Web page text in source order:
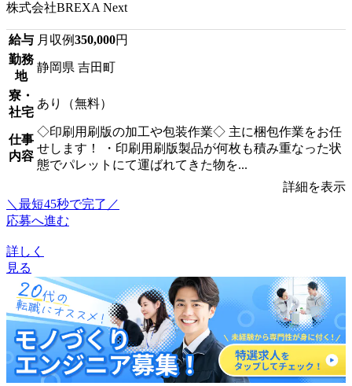
株式会社BREXA Next
給与 月収例350,000円
勤務
地
静岡県 吉田町
寮・
社宅
あり（無料）
仕事
内容
◇印刷用刷版の加工や包装作業◇ 主に梱包作業をお任
せします！ ・印刷用刷版製品が何枚も積み重なった状
態でパレットにて運ばれてきた物を...
詳細を表示
＼最短45秒で完了／
応募へ進む
詳しく
見る